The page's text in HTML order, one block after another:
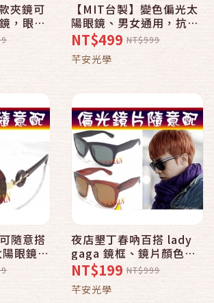
夾鏡可
，眼鏡
，抗
抗眩
騎車，
【MIT台製】變色偏光太
陽眼鏡、男女通用，抗
UV400，抗反射，抗眩
光，登山，出國，騎車，
釣魚，重機，旅遊皆適
NT$499 NT$999
芊安光學
隨意搭
強光
夜店墾丁春吶百搭 lady
gaga 鏡框、鏡片顏色可
隨意搭配 寶麗來偏光太陽
NT$199 NT$999
芊安光學